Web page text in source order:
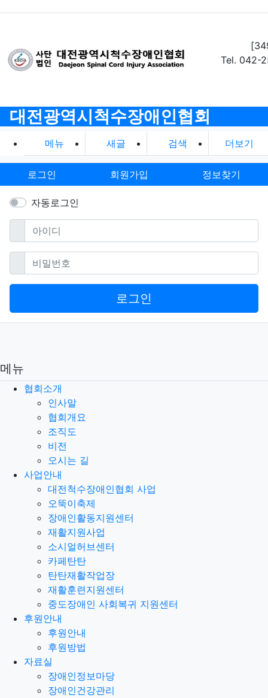
Tel. 042-
대전광역시척수장애인협회
메뉴 새글 검색 더보기
로그인 회원가입 정보찾기
자동로그인
아이디필수
비밀번호필수
로그인
메뉴
협회소개
인사말
협회개요
조직도
비전
오시는 길
사업안내
대전척수장애인협회 사업
오뚝이축제
장애인활동지원센터
재활지원사업
소시얼허브센터
카페탄탄
탄탄재활작업장
재활훈련지원센터
중도장애인 사회복귀 지원센터
후원안내
후원안내
후원방법
자료실
장애인정보마당
장애인건강관리